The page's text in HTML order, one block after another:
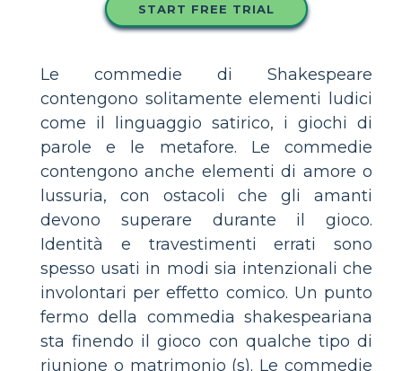
START FREE TRIAL
Le commedie di Shakespeare
contengono solitamente elementi ludici
come il linguaggio satirico, i giochi di
parole e le metafore. Le commedie
contengono anche elementi di amore o
lussuria, con ostacoli che gli amanti
devono superare durante il gioco.
Identità e travestimenti errati sono
spesso usati in modi sia intenzionali che
involontari per effetto comico. Un punto
fermo della commedia shakespeariana
sta finendo il gioco con qualche tipo di
riunione o matrimonio (s). Le commedie